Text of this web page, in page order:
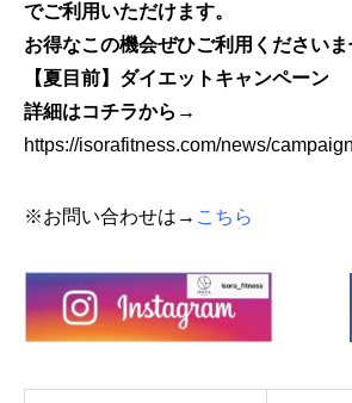
でご利用いただけます。
お得なこの機会ぜひご利用くださいま
【夏目前】ダイエットキャンペーン
詳細はコチラから→
https://isorafitness.com/news/
※お問い合わせは→ こちら